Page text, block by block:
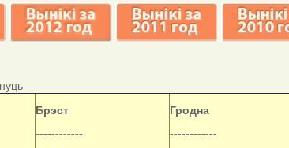
Брэст
------------
Гродна
------------